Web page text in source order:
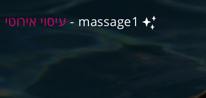
massage1 - עיסוי אירוטי